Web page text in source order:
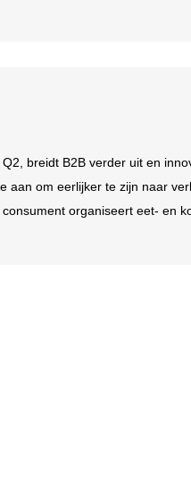
breidt B2B verder uit en
aan om eerlijker te zijn naar
organiseert eet- en